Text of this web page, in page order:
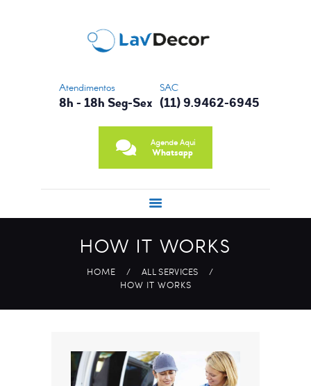
Atendimentos
8h - 18h Seg-Sex
SAC
(11) 9.9462-6945
Agende Aqui
Whatsapp
HOW IT WORKS
HOME
ALL SERVICES
HOW IT WORKS
NOSSA HISTÓRIA
SERVIÇOS